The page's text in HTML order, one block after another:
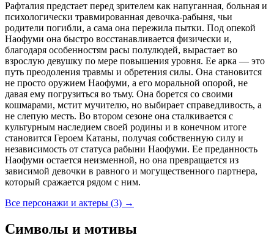
Рафталия предстает перед зрителем как напуганная, больная и
психологически травмированная девочка-рабыня, чьи
родители погибли, а сама она пережила пытки. Под опекой
Наофуми она быстро восстанавливается физически и,
благодаря особенностям расы полулюдей, вырастает во
взрослую девушку по мере повышения уровня. Ее арка — это
путь преодоления травмы и обретения силы. Она становится
не просто оружием Наофуми, а его моральной опорой, не
давая ему погрузиться во тьму. Она борется со своими
кошмарами, мстит мучителю, но выбирает справедливость, а
не слепую месть. Во втором сезоне она сталкивается с
культурным наследием своей родины и в конечном итоге
становится Героем Катаны, получая собственную силу и
независимость от статуса рабыни Наофуми. Ее преданность
Наофуми остается неизменной, но она превращается из
зависимой девочки в равного и могущественного партнера,
который сражается рядом с ним.
Все персонажи и актеры (3) →
Символы и мотивы